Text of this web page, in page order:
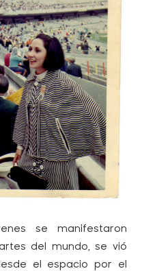
se manifestaron
del mundo, se vió
el espacio por el